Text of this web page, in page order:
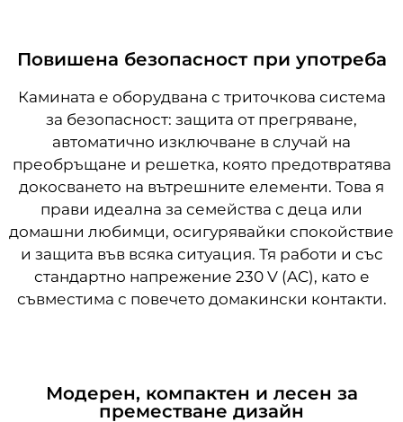
Повишена безопасност при употреба
Камината е оборудвана с триточкова система
за безопасност: защита от прегряване,
автоматично изключване в случай на
преобръщане и решетка, която предотвратява
докосването на вътрешните елементи. Това я
прави идеална за семейства с деца или
домашни любимци, осигурявайки спокойствие
и защита във всяка ситуация. Тя работи и със
стандартно напрежение 230 V (AC), като е
съвместима с повечето домакински контакти.
Модерен, компактен и лесен за
преместване дизайн